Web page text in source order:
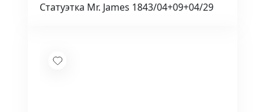
Статуэтка Mr. James 1843/04+09+04/29